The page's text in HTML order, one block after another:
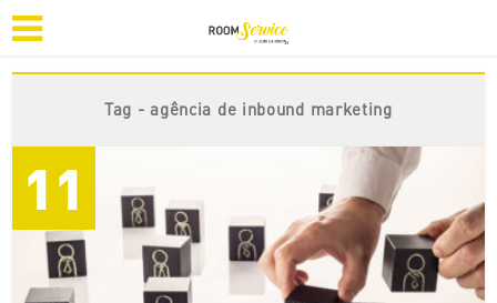
Tag - agência de inbound marketing
11